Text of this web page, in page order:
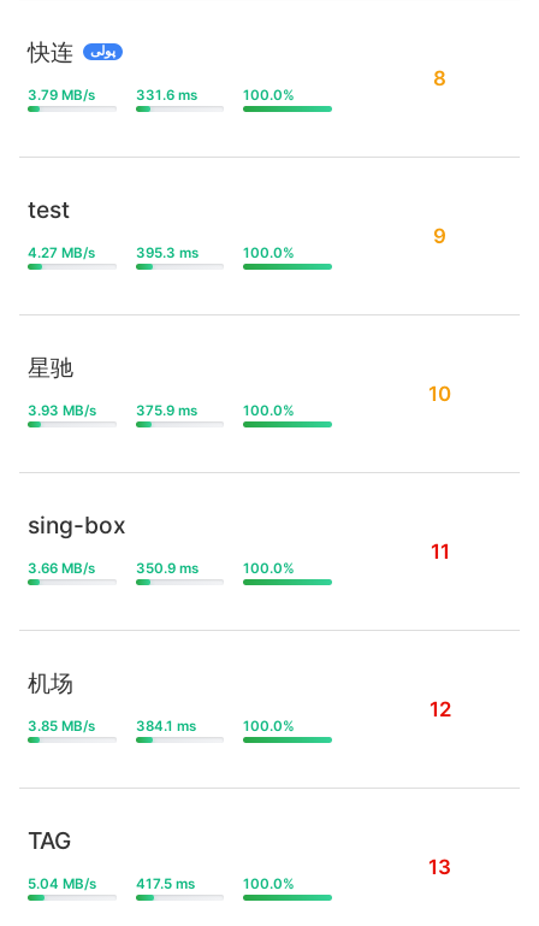
快连 پولی
3.79 MB/s 331.6 ms 100.0%
8
test
4.27 MB/s 395.3 ms 100.0%
9
星驰
3.93 MB/s 375.9 ms 100.0%
10
sing-box
3.66 MB/s 350.9 ms 100.0%
11
机场
3.85 MB/s 384.1 ms 100.0%
12
TAG
5.04 MB/s 417.5 ms 100.0%
13